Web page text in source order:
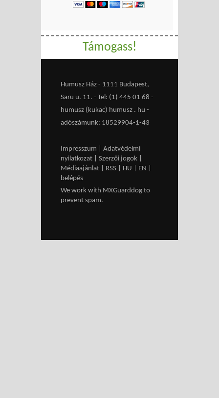
Támogass!
Humusz Ház - 1111 Budapest,
Saru u. 11. - Tel: (1) 445 01 68 -
humusz (kukac) humusz . hu -
adószámunk: 18529904-1-43
Impresszum
Adatvédelmi
nyilatkozat
Szerzői jogok
Médiaajánlat
RSS HU EN
belépés
We work with MXGuarddog to
prevent spam.